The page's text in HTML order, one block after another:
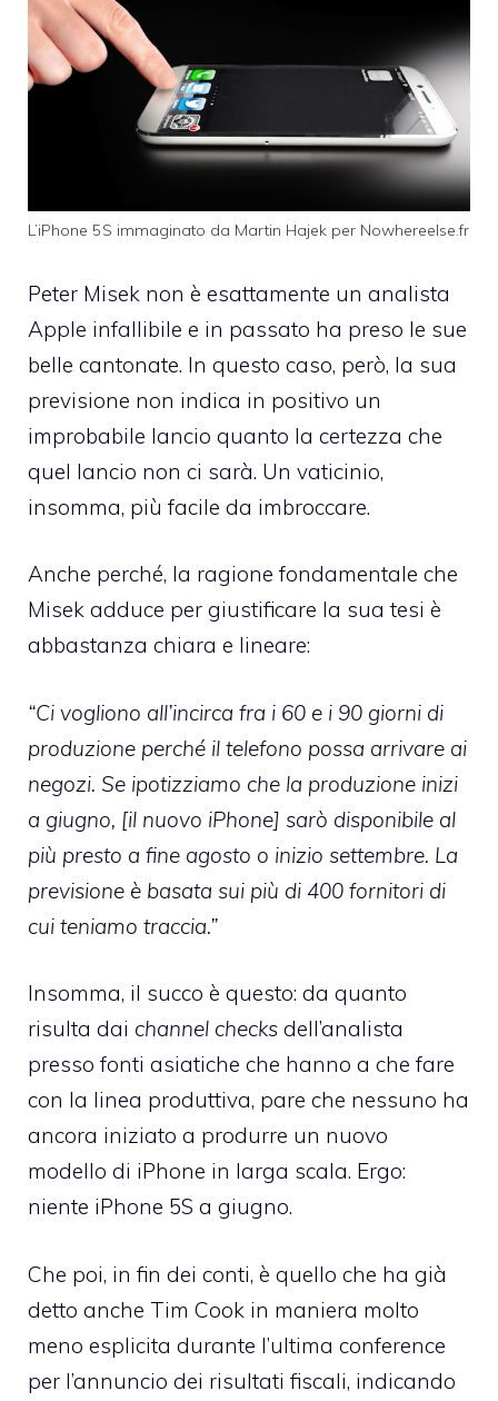
L’iPhone 5S immaginato da Martin Hajek per Nowhereelse.fr
Peter Misek non è esattamente un analista
Apple infallibile e in passato ha preso le sue
belle cantonate. In questo caso, però, la sua
previsione non indica in positivo un
improbabile lancio quanto la certezza che
quel lancio non ci sarà. Un vaticinio,
insomma, più facile da imbroccare.
Anche perché, la ragione fondamentale che
Misek adduce per giustificare la sua tesi è
abbastanza chiara e lineare:
“Ci vogliono all’incirca fra i 60 e i 90 giorni di
produzione perché il telefono possa arrivare ai
negozi. Se ipotizziamo che la produzione inizi
a giugno, [il nuovo iPhone] sarò disponibile al
più presto a fine agosto o inizio settembre. La
previsione è basata sui più di 400 fornitori di
cui teniamo traccia.”
Insomma, il succo è questo: da quanto
risulta dai channel checks dell’analista
presso fonti asiatiche che hanno a che fare
con la linea produttiva, pare che nessuno ha
ancora iniziato a produrre un nuovo
modello di iPhone in larga scala. Ergo:
niente iPhone 5S a giugno.
Che poi, in fin dei conti, è quello che ha già
detto anche Tim Cook in maniera molto
meno esplicita durante l’ultima conference
per l’annuncio dei risultati fiscali, indicando